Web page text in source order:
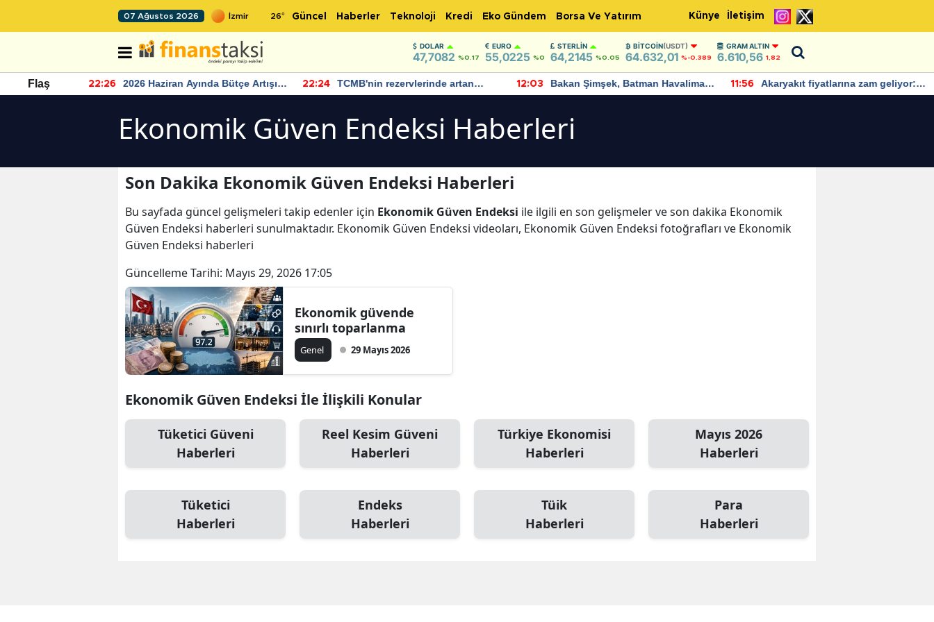
07 Ağustos 2026 26° Güncel Haberler Teknoloji Kredi Eko Gündem Borsa Ve Yatırım Künye İletişim
DOLAR
47,7082 %0.17
EURO
55,0225 %0
STERLIN
64,2145 %0.05
BITCOIN(USDT)
64.632,01 %-0.389
GRAM ALTIN
6.610,56 1,82
Flaş 22:26
2026 Haziran Ayında Bütçe Artışı
Yaşandı
22:24
TCMB'nin rezervlerinde artan
momentum devam ediyor
12:03
Bakan Şimşek, Batman Havalimanı
için umut verici açıklamalarda
11:56
Akaryakıt fiyatlarına zam geliyor:
Yeni tarih açıklandı
Ekonomik Güven Endeksi Haberleri
Son Dakika Ekonomik Güven Endeksi Haberleri
Bu sayfada güncel gelişmeleri takip edenler için Ekonomik Güven Endeksi ile ilgili en son gelişmeler ve son dakika Ekonomik
Güven Endeksi haberleri sunulmaktadır. Ekonomik Güven Endeksi videoları, Ekonomik Güven Endeksi fotoğrafları ve Ekonomik
Güven Endeksi haberleri
Güncelleme Tarihi: Mayıs 29, 2026 17:05
Ekonomik güvende
sınırlı toparlanma
Genel 29 Mayıs 2026
Ekonomik Güven Endeksi İle İlişkili Konular
Tüketici Güveni
Haberleri
Reel Kesim Güveni
Haberleri
Türkiye Ekonomisi
Haberleri
Mayıs 2026
Haberleri
Tüketici
Haberleri
Endeks
Haberleri
Tüik
Haberleri
Para
Haberleri